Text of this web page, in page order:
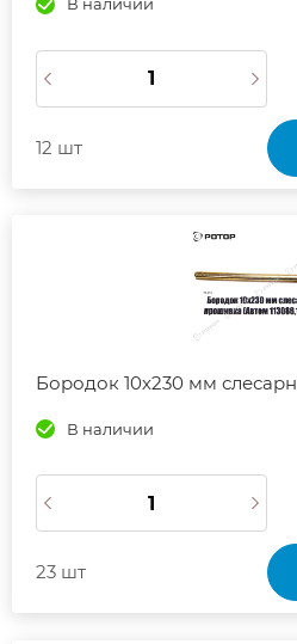
12 шт
Бородок 10х230 мм
В наличии
23 шт